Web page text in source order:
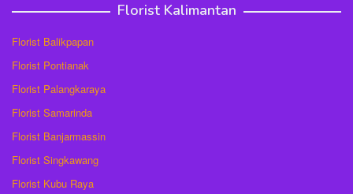
Florist Kalimantan
Florist Balikpapan
Florist Pontianak
Florist Palangkaraya
Florist Samarinda
Florist Banjarmassin
Florist Singkawang
Florist Kubu Raya